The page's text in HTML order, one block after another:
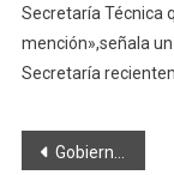
Secretaría Técnica
mención»,señala
Secretaría
Gobierno de Ecuador y Facebook colaborarán para informar sobre proceso nacional de vacunación